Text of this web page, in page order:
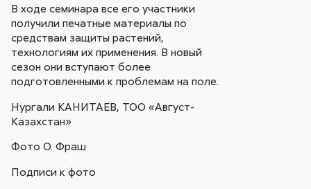
В ходе семинара все его участники
получили печатные материалы по
средствам защиты растений,
технологиям их применения. В новый
сезон они вступают более
подготовленными к проблемам на поле.
Нургали КАНИТАЕВ, ТОО «Август-
Казахстан»
Фото О. Фраш
Подписи к фото